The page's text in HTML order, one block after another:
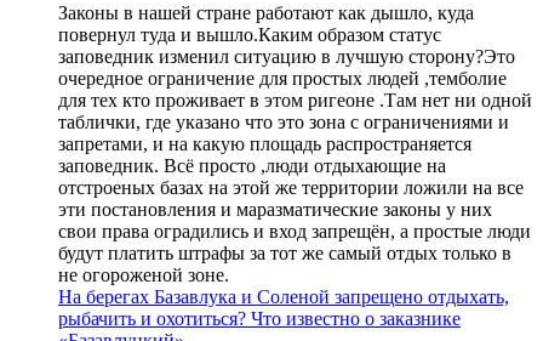
Законы в нашей стране работают как дышло, куда
повернул туда и вышло.Каким образом статус
заповедник изменил ситуацию в лучшую сторону?Это
очередное ограничение для простых людей ,темболие
для тех кто проживает в этом ригеоне .Там нет ни одной
таблички, где указано что это зона с ограничениями и
запретами, и на какую площадь распространяется
заповедник. Всё просто ,люди отдыхающие на
отстроеных базах на этой же территории ложили на все
эти постановления и маразматические законы у них
свои права оградились и вход запрещён, а простые люди
будут платить штрафы за тот же самый отдых только в
не огороженой зоне.
На берегах Базавлука и Соленой запрещено отдыхать,
рыбачить и охотиться? Что известно о заказнике